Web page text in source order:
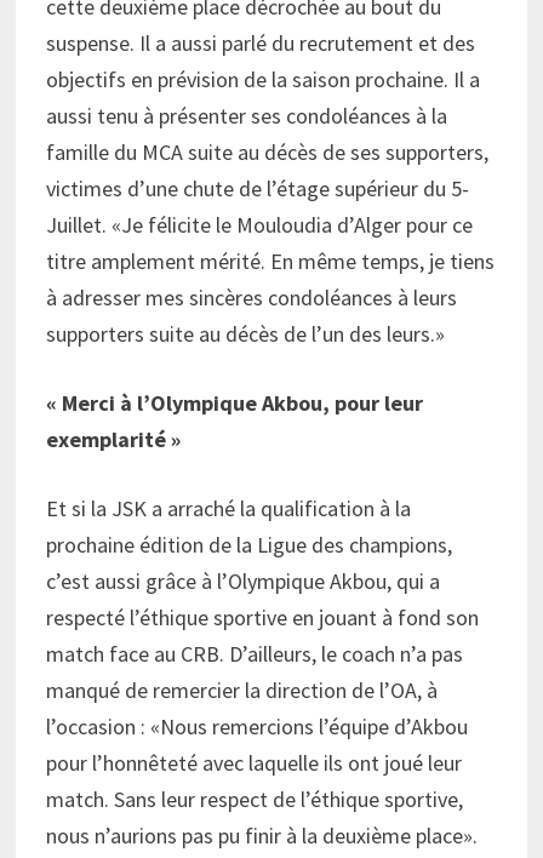
cette deuxième place décrochée au bout du
suspense. Il a aussi parlé du recrutement et des
objectifs en prévision de la saison prochaine. Il a
aussi tenu à présenter ses condoléances à la
famille du MCA suite au décès de ses supporters,
victimes d’une chute de l’étage supérieur du 5-
Juillet. «Je félicite le Mouloudia d’Alger pour ce
titre amplement mérité. En même temps, je tiens
à adresser mes sincères condoléances à leurs
supporters suite au décès de l’un des leurs.»
« Merci à l’Olympique Akbou, pour leur
exemplarité »
Et si la JSK a arraché la qualification à la
prochaine édition de la Ligue des champions,
c’est aussi grâce à l’Olympique Akbou, qui a
respecté l’éthique sportive en jouant à fond son
match face au CRB. D’ailleurs, le coach n’a pas
manqué de remercier la direction de l’OA, à
l’occasion : «Nous remercions l’équipe d’Akbou
pour l’honnêteté avec laquelle ils ont joué leur
match. Sans leur respect de l’éthique sportive,
nous n’aurions pas pu finir à la deuxième place».